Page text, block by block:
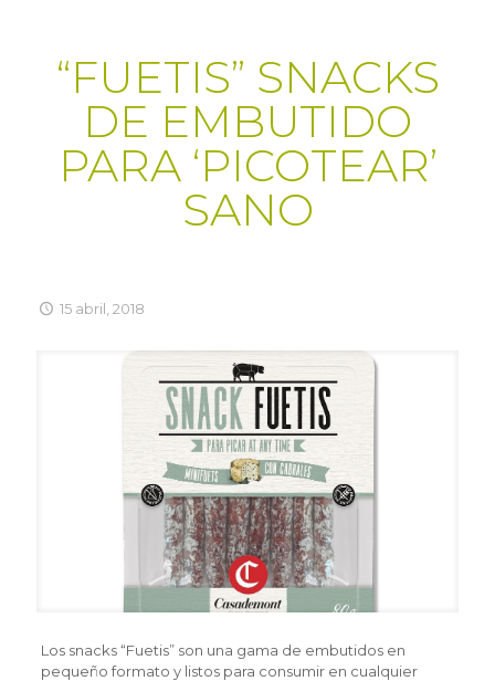
“FUETIS” SNACKS
DE EMBUTIDO
PARA ‘PICOTEAR’
SANO
15 abril, 2018
Los snacks “Fuetis” son una gama de embutidos en
pequeño formato y listos para consumir en cualquier